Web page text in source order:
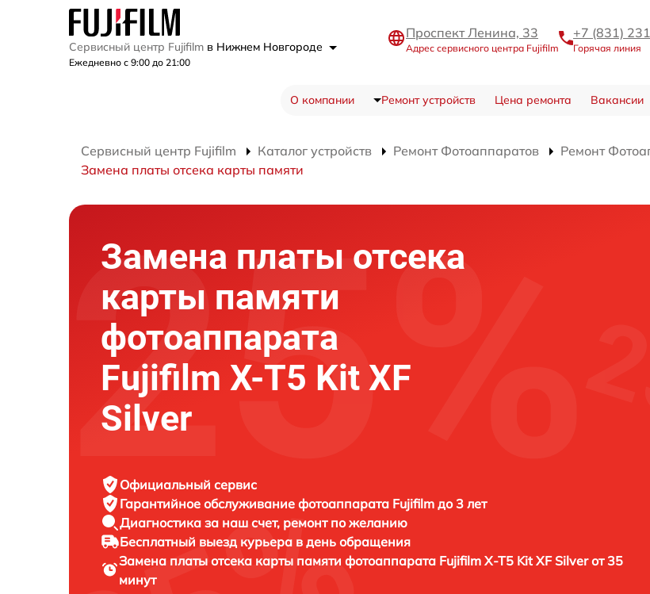
Сервисный центр Fujifilm в Нижнем Новгороде
Ежедневно с 9:00 до 21:00
Проспект Ленина, 33
Адрес сервисного центра Fujifilm
+7 (831)
Горячая линия
О компании Ремонт устройств Цена ремонта Вакансии
Сервисный центр Fujifilm Каталог устройств Ремонт Фотоаппаратов
Ремонт
Замена платы отсека карты памяти
Замена платы отсека
карты памяти
фотоаппарата
Fujifilm X-T5 Kit XF
Silver
Официальный сервис
Гарантийное обслуживание фотоаппарата Fujifilm до 3 лет
Диагностика за наш счет, ремонт по желанию
Бесплатный выезд курьера в день обращения
Замена платы отсека карты памяти фотоаппарата Fujifilm X-T5 Kit XF Silver от 35
минут